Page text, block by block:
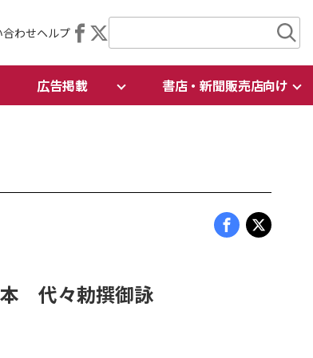
合わせヘルプ
広告掲載 書店・新聞販売店向け
代々勅撰御詠